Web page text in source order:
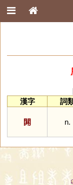
漢字
詞
閞 n.